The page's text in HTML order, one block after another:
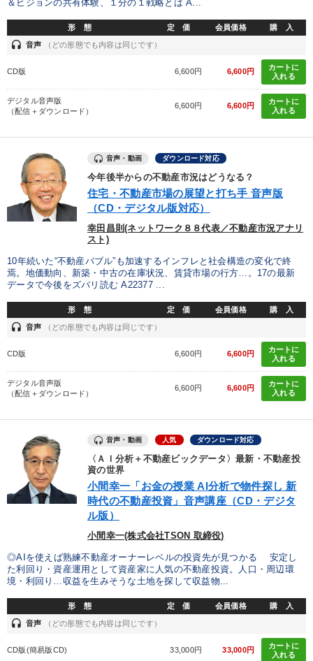
＆ビジョンの共有体験、１分の１戦略とは A...
形 態 定 価 会員価格 購 入
headset 音声 （どの形態でも内容は同じです）
CD版 6,600円 6,600円
カートに
入れる
デジタル音声版
（配信＋ダウンロード）
6,600円 6,600円
カートに
入れる
音声・動画 ダウンロード対応
今年後半からの不動産市況はどうなる？
住宅・不動産市場の展望と打ち手 音声版
（CD・デジタル版対応）
幸田昌則(ネットワーク８８代表／不動産市況アナリ
スト)
10年続いた“不動産バブル”も加速するインフレと社会構造の変化で終
焉。地価動向、新築・中古の在庫状況、賃貸市場の行方…。17の最新
データで今後をズバリ読む A22377 ...
形 態 定 価 会員価格 購 入
headset 音声 （どの形態でも内容は同じです）
CD版 6,600円 6,600円
カートに
入れる
デジタル音声版
（配信＋ダウンロード）
6,600円 6,600円
カートに
入れる
音声・動画 人気 ダウンロード対応
〈ＡＩ分析＋不動産ビックデータ〉最新・不動産投
資の世界
小間幸一「お金の授業 AI分析で物件探し 新
時代の不動産投資」音声講座（CD・デジタ
ル版）
小間幸一(株式会社TSON 取締役)
◎AIを使えば熟練不動産オーナーレベルの投資先が見つかる 安定し
た利回り・資産運用として資産家に人気の不動産投資。人口・周辺環
境・利回り…収益を生みそうな土地を探して収益物...
形 態 定 価 会員価格 購 入
headset 音声 （どの形態でも内容は同じです）
CD版(簡易版CD) 33,000円 33,000円
カートに
入れる